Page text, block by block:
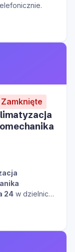
Zamknięte
24 w dzielnicy
temat tego